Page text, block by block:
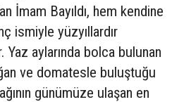
İmam Bayıldı, hem kendine
ismiyle yüzyıllardır
Yaz aylarında bolca bulunan
ve domatesle buluştuğu
günümüze ulaşan en